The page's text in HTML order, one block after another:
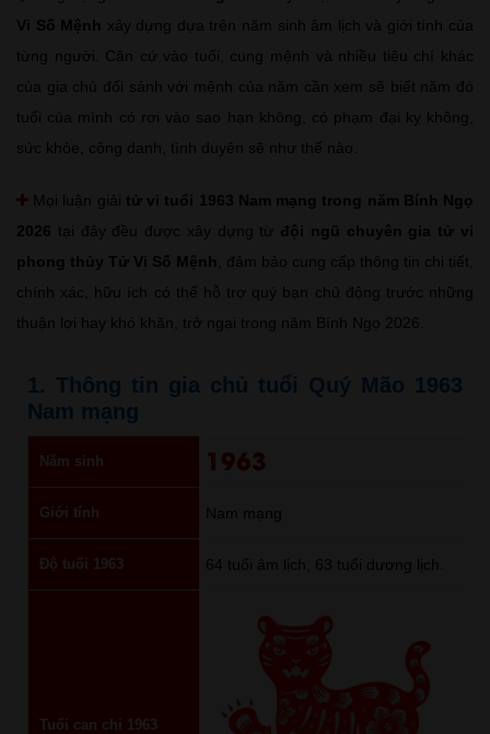
Vi Số Mệnh
xây dựng dựa trên năm sinh âm lịch và giới tính của
từng người. Căn cứ vào tuổi, cung mệnh và nhiều tiêu chí khác
của gia chủ đối sánh với mệnh của năm cần xem sẽ biết năm đó
tuổi của mình có rơi vào sao hạn không, có phạm đại kỵ không,
sức khỏe, công danh, tình duyên sẽ như thế nào.
Mọi luận giải tử vi tuổi 1963 Nam mạng trong năm Bính Ngọ
2026 tại đây đều được xây dựng từ đội ngũ chuyên gia tử vi
phong thủy Tử Vi Số Mệnh
, đảm bảo cung cấp thông tin chi tiết,
chính xác, hữu ích có thể hỗ trợ quý bạn chủ động trước những
thuận lợi hay khó khăn, trở ngại trong năm Bính Ngọ 2026.
1. Thông tin gia chủ tuổi Quý Mão 1963
Nam mạng
Năm sinh 1963
Giới tính Nam mạng
Độ tuổi 1963 64 tuổi âm lịch, 63 tuổi dương lịch.
Tuổi can chi 1963